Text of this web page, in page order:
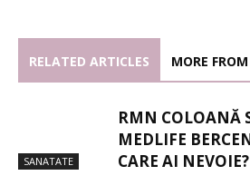
RELATED ARTICLES MORE
SANATATE
RMN COLOANĂ
MEDLIFE
CARE AI NEVOIE?